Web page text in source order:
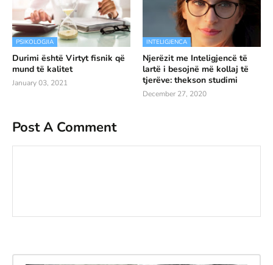
PSIKOLOGJIA
Durimi është Virtyt fisnik që
mund të kalitet
January 03, 2021
INTELIGJENCA
Njerëzit me Inteligjencë të
lartë i besojnë më kollaj të
tjerëve: thekson studimi
December 27, 2020
Post A Comment